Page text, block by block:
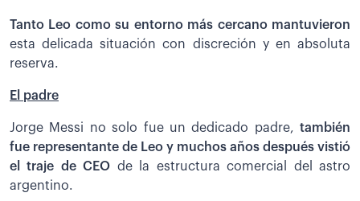
Tanto Leo como su entorno más cercano mantuvieron
esta delicada situación con discreción y en absoluta
reserva.
El padre
Jorge Messi no solo fue un dedicado padre, también
fue representante de Leo y muchos años después vistió
el traje de CEO de la estructura comercial del astro
argentino.